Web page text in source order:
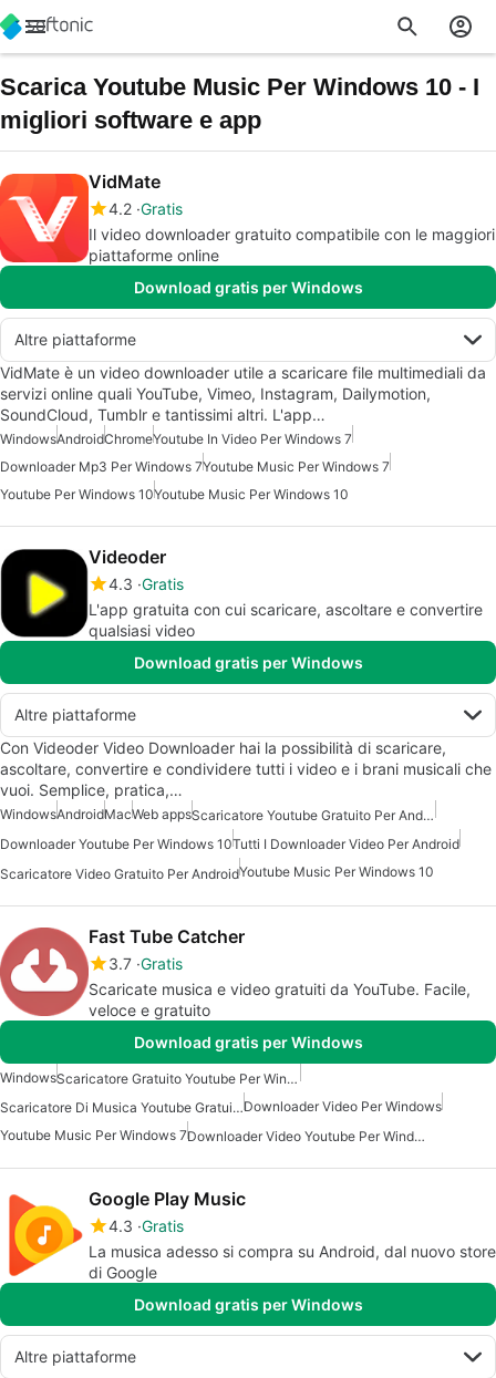
Scarica Youtube Music Per Windows 10 - I
migliori software e app
VidMate
4.2 Gratis
Il video downloader gratuito compatibile con le maggiori
piattaforme online
Download gratis per Windows
Altre piattaforme
VidMate è un video downloader utile a scaricare file multimediali da
servizi online quali YouTube, Vimeo, Instagram, Dailymotion,
SoundCloud, Tumblr e tantissimi altri. L'app…
WindowsAndroidChromeYoutube In Video Per Windows 7
Downloader Mp3 Per Windows 7Youtube Music Per Windows 7
Youtube Per Windows 10Youtube Music Per Windows 10
Videoder
4.3 Gratis
L'app gratuita con cui scaricare, ascoltare e convertire
qualsiasi video
Download gratis per Windows
Altre piattaforme
Con Videoder Video Downloader hai la possibilità di scaricare,
ascoltare, convertire e condividere tutti i video e i brani musicali che
vuoi. Semplice, pratica,…
WindowsAndroidMacWeb apps
Scaricatore Youtube Gratuito Per Android
Downloader Youtube Per Windows 10Tutti I Downloader Video Per Android
Scaricatore Video Gratuito Per AndroidYoutube Music Per Windows 10
Fast Tube Catcher
3.7 Gratis
Scaricate musica e video gratuiti da YouTube. Facile,
veloce e gratuito
Download gratis per Windows
Windows
Scaricatore Gratuito Youtube Per Windows
Scaricatore Di Musica Youtube Gratuito Per WindowsDownloader Video Per Windows
Youtube Music Per Windows 7
Downloader Video Youtube Per Windows
Google Play Music
4.3 Gratis
La musica adesso si compra su Android, dal nuovo store
di Google
Download gratis per Windows
Altre piattaforme